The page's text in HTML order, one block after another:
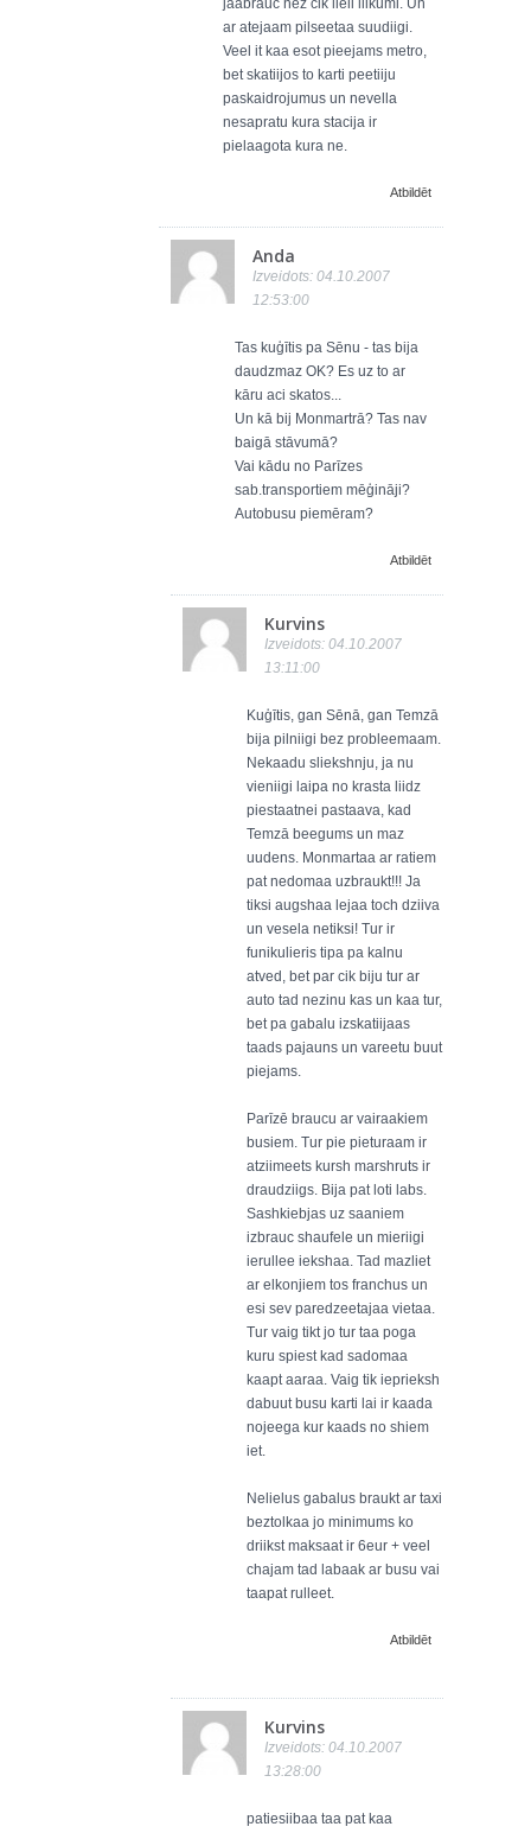
jaabrauc nez cik lieli liikumi. Un
ar atejaam pilseetaa suudiigi.
Veel it kaa esot pieejams metro,
bet skatiijos to karti peetiiju
paskaidrojumus un nevella
nesapratu kura stacija ir
pielaagota kura ne.
Atbildēt
Anda
Izveidots: 04.10.2007
12:53:00
Tas kuģītis pa Sēnu - tas bija
daudzmaz OK? Es uz to ar
kāru aci skatos...
Un kā bij Monmartrā? Tas nav
baigā stāvumā?
Vai kādu no Parīzes
sab.transportiem mēģināji?
Autobusu piemēram?
Atbildēt
Kurvins
Izveidots: 04.10.2007
13:11:00
Kuģītis, gan Sēnā, gan Temzā
bija pilniigi bez probleemaam.
Nekaadu sliekshnju, ja nu
vieniigi laipa no krasta liidz
piestaatnei pastaava, kad
Temzā beegums un maz
uudens. Monmartaa ar ratiem
pat nedomaa uzbraukt!!! Ja
tiksi augshaa lejaa toch dziiva
un vesela netiksi! Tur ir
funikulieris tipa pa kalnu
atved, bet par cik biju tur ar
auto tad nezinu kas un kaa tur,
bet pa gabalu izskatiijaas
taads pajauns un vareetu buut
piejams.
Parīzē braucu ar vairaakiem
busiem. Tur pie pieturaam ir
atziimeets kursh marshruts ir
draudziigs. Bija pat loti labs.
Sashkiebjas uz saaniem
izbrauc shaufele un mieriigi
ierullee iekshaa. Tad mazliet
ar elkonjiem tos franchus un
esi sev paredzeetajaa vietaa.
Tur vaig tikt jo tur taa poga
kuru spiest kad sadomaa
kaapt aaraa. Vaig tik ieprieksh
dabuut busu karti lai ir kaada
nojeega kur kaads no shiem
iet.
Nelielus gabalus braukt ar taxi
beztolkaa jo minimums ko
driikst maksaat ir 6eur + veel
chajam tad labaak ar busu vai
taapat rulleet.
Atbildēt
Kurvins
Izveidots: 04.10.2007
13:28:00
patiesiibaa taa pat kaa